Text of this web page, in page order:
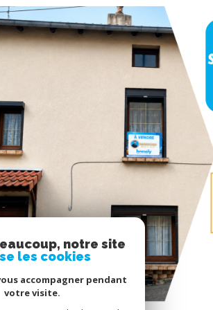
notre site
les cookies
accompagner pendant
votre visite.